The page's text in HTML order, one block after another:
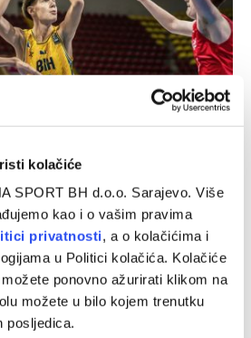
kolačiće
SPORT BH d.o.o. Sarajevo. Više
kao i o vašim pravima
privatnosti, a o kolačićima i
u Politici kolačića. Kolačiće
ponovno ažurirati klikom na
možete u bilo kojem trenutku
posljedica.
Norveške